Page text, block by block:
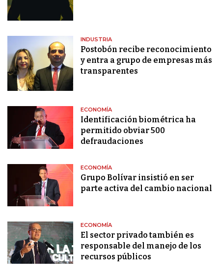
INDUSTRIA
Postobón recibe reconocimiento
y entra a grupo de empresas más
transparentes
ECONOMÍA
Identificación biométrica ha
permitido obviar 500
defraudaciones
ECONOMÍA
Grupo Bolívar insistió en ser
parte activa del cambio nacional
ECONOMÍA
El sector privado también es
responsable del manejo de los
recursos públicos